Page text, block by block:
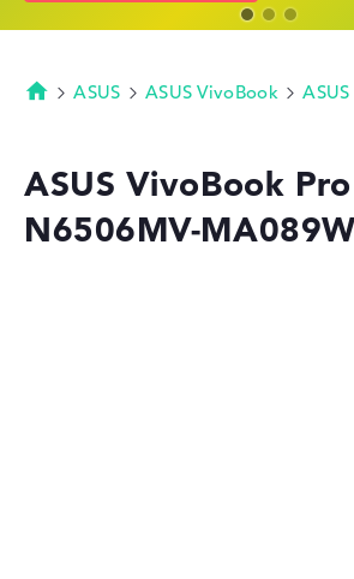
Kaufberatung
Technik & Wissen
Deals
Merkzettel
Startseite
ASUS ASUS VivoBook
ASUS VivoBook
N6506MV-MA089W